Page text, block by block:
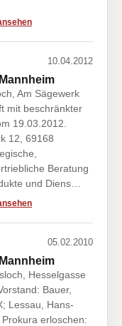
10.04.2012
Am Sägewerk
mit beschränkter
19.03.2012.
12, 69168
Beratung
und Diens…
05.02.2010
Hesselgasse
Bauer,
Lessau, Hans-
erloschen: